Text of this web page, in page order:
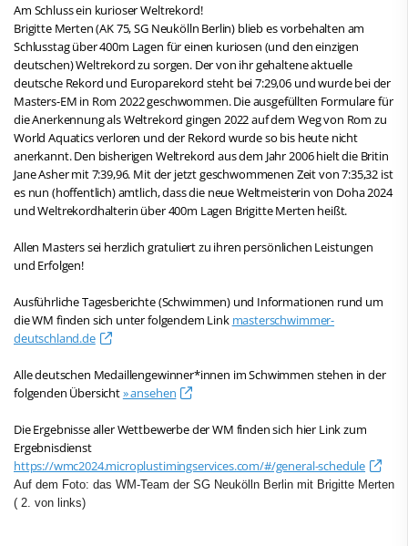
Am Schluss ein kurioser Weltrekord!
Brigitte Merten (AK 75, SG Neukölln Berlin) blieb es vorbehalten am
Schlusstag über 400m Lagen für einen kuriosen (und den einzigen
deutschen) Weltrekord zu sorgen. Der von ihr gehaltene aktuelle
deutsche Rekord und Europarekord steht bei 7:29,06 und wurde bei der
Masters-EM in Rom 2022 geschwommen. Die ausgefüllten Formulare für
die Anerkennung als Weltrekord gingen 2022 auf dem Weg von Rom zu
World Aquatics verloren und der Rekord wurde so bis heute nicht
anerkannt. Den bisherigen Weltrekord aus dem Jahr 2006 hielt die Britin
Jane Asher mit 7:39,96. Mit der jetzt geschwommenen Zeit von 7:35,32 ist
es nun (hoffentlich) amtlich, dass die neue Weltmeisterin von Doha 2024
und Weltrekordhalterin über 400m Lagen Brigitte Merten heißt.
Allen Masters sei herzlich gratuliert zu ihren persönlichen Leistungen
und Erfolgen!
Ausführliche Tagesberichte (Schwimmen) und Informationen rund um
die WM finden sich unter folgendem Link masterschwimmer-
deutschland.de
Alle deutschen Medaillengewinner*innen im Schwimmen stehen in der
folgenden Übersicht» ansehen
Die Ergebnisse aller Wettbewerbe der WM finden sich hier Link zum
Ergebnisdienst
https://wmc2024.microplustimingservices.com/#/general-schedule
Auf dem Foto: das WM-Team der SG Neukölln Berlin mit Brigitte Merten
( 2. von links)